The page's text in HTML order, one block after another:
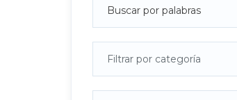
Filtrar por categoría